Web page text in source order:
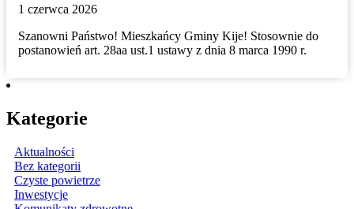
1 czerwca 2026
Szanowni Państwo! Mieszkańcy Gminy Kije! Stosownie do
postanowień art. 28aa ust.1 ustawy z dnia 8 marca 1990 r.
Kategorie
Aktualności
Bez kategorii
Czyste powietrze
Inwestycje